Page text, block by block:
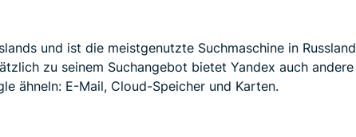
und ist die meistgenutzte Suchmaschine in Russland
zu seinem Suchangebot bietet Yandex auch andere
ähneln: E-Mail, Cloud-Speicher und Karten.